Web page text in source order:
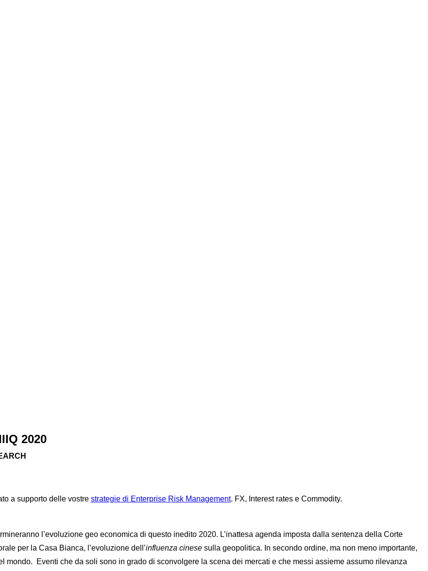
2020
a supporto delle vostre strategie di Enterprise Risk Management. FX, Interest rates e Commodity.
l’evoluzione geo economica di questo inedito 2020. L’inattesa agenda imposta dalla sentenza della Corte
per la Casa Bianca, l’evoluzione dell’influenza cinese sulla geopolitica. In secondo ordine, ma non meno importante,
mondo.
Eventi che da soli sono in grado di sconvolgere la scena dei mercati e che messi assieme assumo rilevanza